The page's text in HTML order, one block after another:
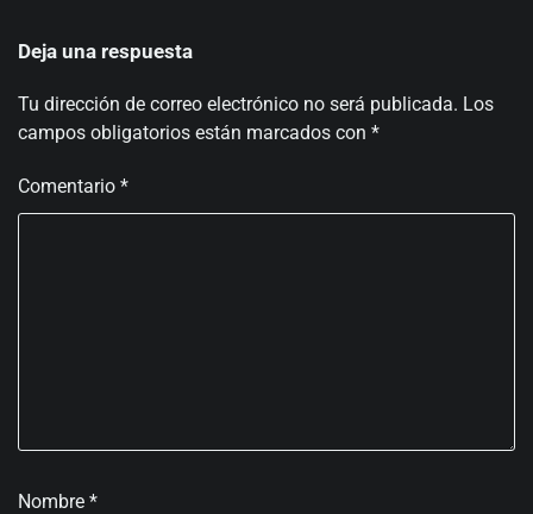
Deja una respuesta
Tu dirección de correo electrónico no será publicada. Los
campos obligatorios están marcados con *
Comentario *
Nombre *